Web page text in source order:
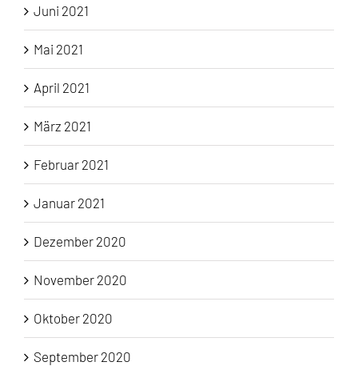
Juni 2021
Mai 2021
April 2021
März 2021
Februar 2021
Januar 2021
Dezember 2020
November 2020
Oktober 2020
September 2020